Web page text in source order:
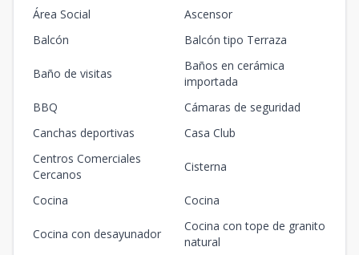
Área Social
Ascensor
Balcón
Balcón tipo Terraza
Baño de visitas
Baños en cerámica
importada
BBQ
Cámaras de seguridad
Canchas deportivas
Casa Club
Centros Comerciales
Cercanos
Cisterna
Cocina Cocina
Cocina con desayunador
Cocina con tope de granito
natural